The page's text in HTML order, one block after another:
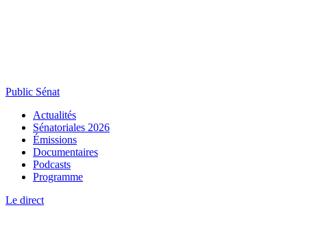
Public Sénat
Actualités
Sénatoriales 2026
Émissions
Documentaires
Podcasts
Programme
Le direct